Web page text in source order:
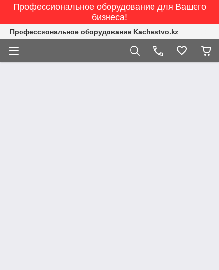
Профессиональное оборудование для Вашего
бизнеса!
Профессиональное оборудование Kachestvo.kz